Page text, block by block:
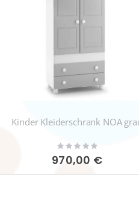
Kinder Kleiderschrank NOA
Rating:
0%
970,00 €